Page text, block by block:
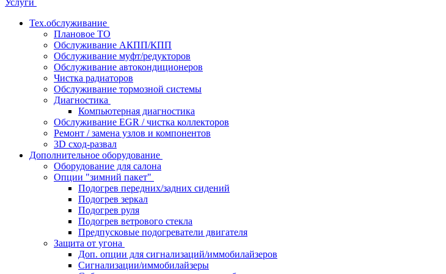
Услуги
Тех.обслуживание
Плановое ТО
Обслуживание АКПП/КПП
Обслуживание муфт/редукторов
Обслуживание автокондиционеров
Чистка радиаторов
Обслуживание тормозной системы
Диагностика
Компьютерная диагностика
Обслуживание EGR / чистка коллекторов
Ремонт / замена узлов и компонентов
3D сход-развал
Дополнительное оборудование
Оборудование для салона
Опции "зимний пакет"
Подогрев передних/задних сидений
Подогрев зеркал
Подогрев руля
Подогрев ветрового стекла
Предпусковые подогреватели двигателя
Защита от угона
Доп. опции для сигнализаций/иммобилайзеров
Сигнализации/иммобилайзеры